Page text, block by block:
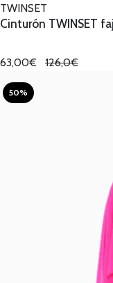
TWINSET
Cinturón TWINSET
63,00€ 126,0€
50%